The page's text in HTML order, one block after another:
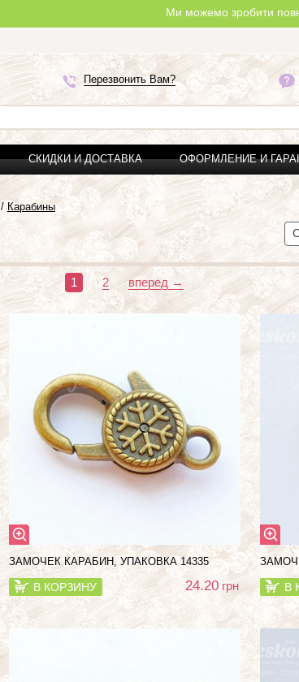
Ми можемо зробити повноцінне кольє,
Перезвонить Вам?
СКИДКИ И ДОСТАВКА ОФОРМЛЕНИЕ И
/ Карабины
1 2 вперед →
ЗАМОЧЕК КАРАБИН, УПАКОВКА 14335
В КОРЗИНУ 24.20 грн В